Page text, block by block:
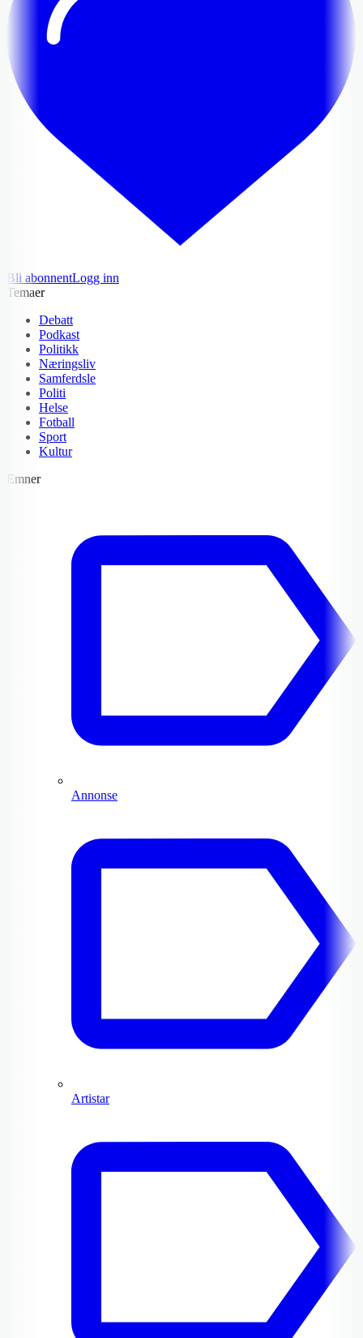
Bli abonnentLogg inn
Temaer
Debatt
Podkast
Politikk
Næringsliv
Samferdsle
Politi
Helse
Fotball
Sport
Kultur
Emner
Annonse
Artistar